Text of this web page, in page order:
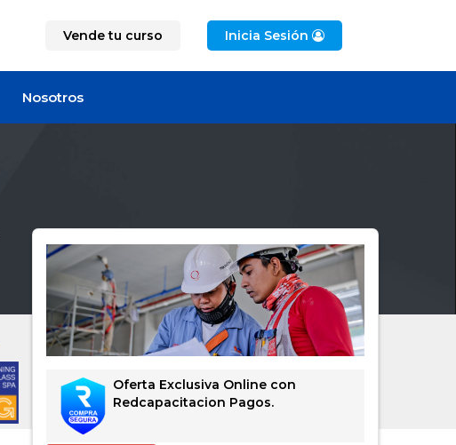
Vende tu curso Inicia Sesión
Nosotros
Oferta Exclusiva Online con
Redcapacitacion Pagos.